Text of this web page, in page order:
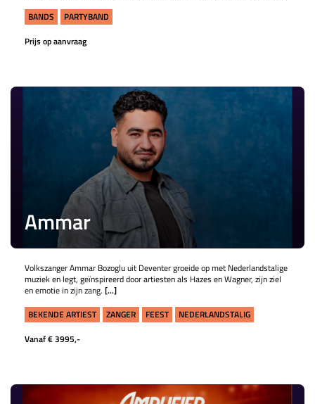
BANDS
PARTYBAND
Prijs op aanvraag
Ammar
Volkszanger Ammar Bozoglu uit Deventer groeide op met Nederlandstalige
muziek en legt, geïnspireerd door artiesten als Hazes en Wagner, zijn ziel
en emotie in zijn zang. [...]
BEKENDE ARTIEST
ZANGER FEEST
NEDERLANDSTALIG
Vanaf € 3995,-